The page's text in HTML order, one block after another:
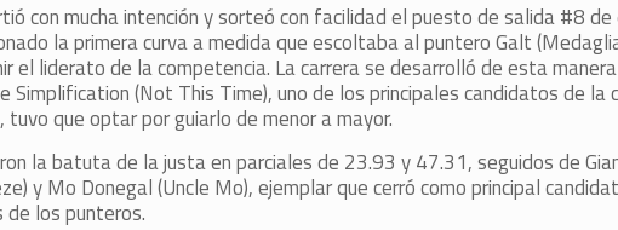
con mucha intención y sorteó con facilidad el puesto de salida #8
la primera curva a medida que escoltaba al puntero Galt
el liderato de la competencia. La carrera se desarrolló de esta
Simplification (Not This Time), uno de los principales candidatos de la
tuvo que optar por guiarlo de menor a mayor.
la batuta de la justa en parciales de 23.93 y 47.31, seguidos de
y Mo Donegal (Uncle Mo), ejemplar que cerró como principal
de los punteros.